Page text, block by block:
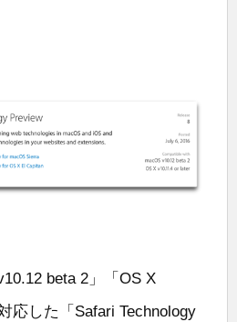
beta 2」「OS X
応した「Safari Technology